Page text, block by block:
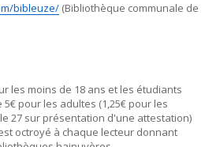
bibleuze/ (Bibliothèque communale de
les moins de 18 ans et les étudiants
pour les adultes (1,25€ pour les
27 sur présentation d'une attestation)
octroyé à chaque lecteur donnant